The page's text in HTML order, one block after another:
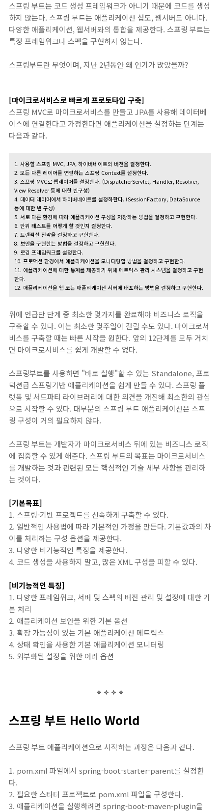
스프링 부트는 코드 생성 프레임워크가 아니기 때문에 코드를 생성
하지 않는다. 스프링 부트는 애플리케이션 섭도, 웹서버도 아니다.
다양한 애플리케이션, 웹서버와의 통합을 제공한다. 스프링 부트는
특정 프레임워크나 스펙을 구현하지 않는다.
스프링부트란 무엇이며, 지난 2년동안 왜 인기가 많았을까?
[마이크로서비스로 빠르게 프로토타입 구축]
스프링 MVC로 마이크로서비스를 만들고 JPA를 사용해 데이터베
이스에 연결한다고 가정한다면 애플리케이션을 설정하는 단계는
다음과 같다.
1. 사용할 스프링 MVC, JPA, 하이버네이트의 버전을 결정한다.
2. 모든 다른 레이어를 연결하는 스프링 Context를 설정한다.
3. 스프링 MVC로 웹레이어를 설정한다. (DispatcherServlet, Handler, Resolver,
View Resolver 등에 대한 빈구성)
4. 데이터 레이어에서 하이버네이트를 설정하한다. (SessionFactory, DataSource
등에 대한 빈 구성)
5. 서로 다른 환경에 따라 애플리케이션 구성을 저장하는 방법을 결정하고 구현한다.
6. 단위 테스트를 어떻게 할 것인지 결정한다.
7. 트랜잭션 전략을 결정하고 구현한다.
8. 보안을 구현한는 방법을 결정하고 구현한다.
9. 로깅 프레임워크를 설정한다.
10. 프로덕션 환경에서 애플리케이션을 모니터링할 방법을 결정하고 구현한다.
11. 애플리케이션에 대한 통계를 제공하기 위해 메트릭스 관리 시스템을 결정하고 구현
한다.
12. 애플리케이션을 웹 또는 애플리케이션 서버에 배포하는 방법을 결정하고 구현한다.
위에 언급단 단계 중 최소한 몇가지를 완료해야 비즈니스 로직을
구축할 수 있다. 이는 최소한 몇주일이 걸릴 수도 있다. 마이크로서
비스를 구축할 때는 빠른 시작을 원한다. 앞의 12단계를 모두 거치
면 마이크로서비스를 쉽게 개발할 수 없다.
스프링부트를 사용하면 "바로 실행"할 수 있는 Standalone, 프로
덕션급 스프링기반 애플리케이션을 쉽게 만들 수 있다. 스프링 플
랫폼 및 서드파티 라이브러리에 대한 의견을 개진해 최소한의 관심
으로 시작할 수 있다. 대부분의 스프링 부트 애플리케이션은 스프
링 구성이 거의 필요하지 않다.
스프링 부트는 개발자가 마이크로서비스 뒤에 있는 비즈니스 로직
에 집중할 수 있게 해준다. 스프링 부트의 목표는 마이크로서비스
를 개발하는 것과 관련된 모든 핵심적인 기술 세부 사항을 관리하
는 것이다.
[기본목표]
1. 스프링-기반 프로젝트를 신속하게 구축할 수 있다.
2. 일반적인 사용법에 따라 기본적인 가정을 만든다. 기본값과의 차
이를 처리하는 구성 옵션을 제공한다.
3. 다양한 비기능적인 특징을 제공한다.
4. 코드 생성을 사용하지 말고, 많은 XML 구성을 피할 수 있다.
[비기능적인 특징]
1. 다양한 프레임워크, 서버 및 스펙의 버전 관리 및 설정에 대한 기
본 처리
2. 애플리케이션 보안을 위한 기본 옵션
3. 확장 가능성이 있는 기본 애플리케이션 메트릭스
4. 상태 확인을 사용한 기본 애클리케이션 모니터링
5. 외부화된 설정을 위한 여러 옵션
스프링 부트 Hello World
스프링 부트 애플리케이션으로 시작하는 과정은 다음과 같다.
1. pom.xml 파일에서 spring-boot-starter-parent를 설정한
다.
2. 필요한 스타터 프로젝트로 pom.xml 파일을 구성한다.
3. 애플리케이션을 실행하려면 spring-boot-maven-plugin을